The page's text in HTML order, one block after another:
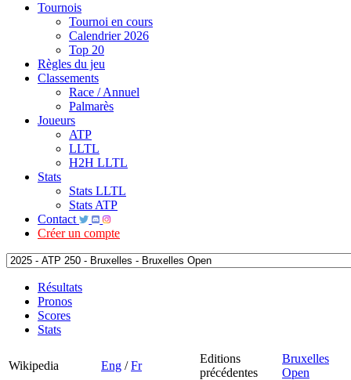
Tournois
Tournoi en cours
Calendrier 2026
Top 20
Règles du jeu
Classements
Race / Annuel
Palmarès
Joueurs
ATP
LLTL
H2H LLTL
Stats
Stats LLTL
Stats ATP
Contact
Créer un compte
Résultats
Pronos
Scores
Stats
Wikipedia Eng /Fr
Editions
précédentes
Bruxelles
Open